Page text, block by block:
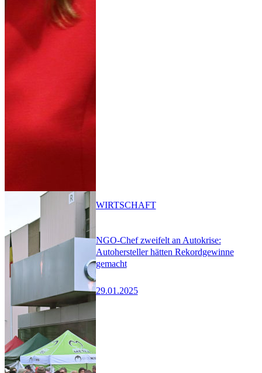
NGO-Chef zweifelt an Autokrise:
Autohersteller hätten Rekordgewinne
gemacht
29.01.2025
WIRTSCHAFT